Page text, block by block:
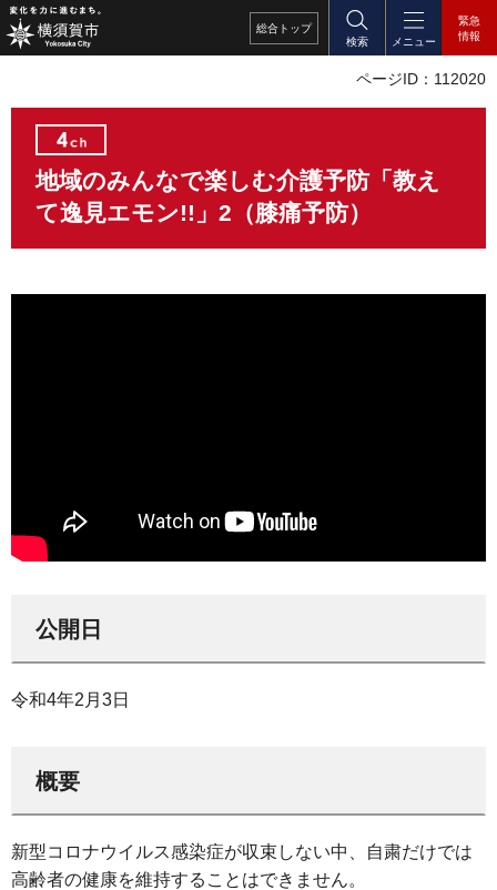
総合 トップ
検索
メニュー
緊急
情報
ページID：112020
地域のみんなで楽しむ介護予防「教え
て逸見エモン!!」2（膝痛予防）
公開日
令和4年2月3日
概要
新型コロナウイルス感染症が収束しない中、自粛だけでは
高齢者の健康を維持することはできません。